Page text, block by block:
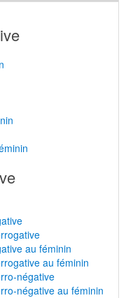
au féminin
au féminin
négative
négative au féminin